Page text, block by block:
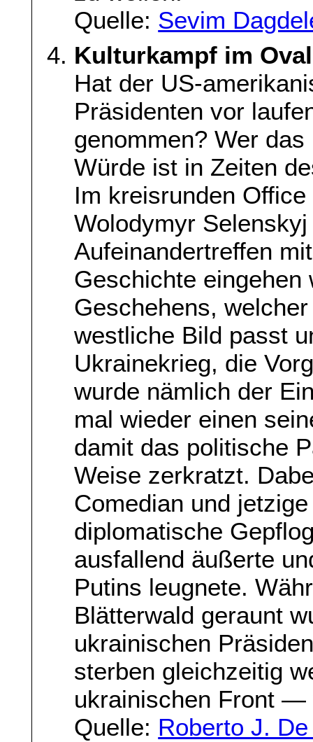
Quelle: Sevim
Kulturkampf im
Hat der US-
Präsidenten vor
genommen? Wer
Würde ist in Zeiten
Im kreisrunden
Wolodymyr
Aufeinandertreffen
Geschichte eingehen
Geschehens,
westliche Bild passt
Ukrainekrieg, die
wurde nämlich der
mal wieder einen
damit das politische
Weise zerkratzt.
Comedian und
diplomatische
ausfallend äußerte
Putins leugnete.
Blätterwald geraunt
ukrainischen
sterben gleichzeitig
ukrainischen Front —
Quelle: Roberto J.